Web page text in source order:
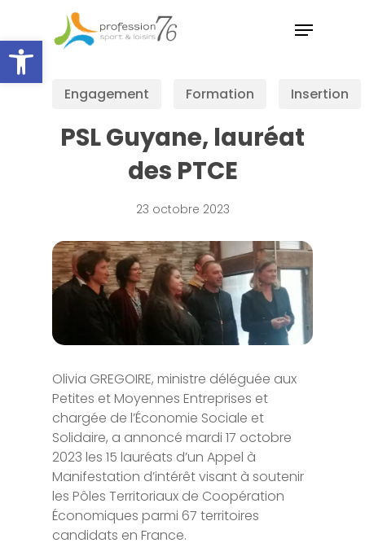
Ouvrir la barre d’outils
main
content
Menu
Engagement Formation Insertion
PSL Guyane, lauréat
des PTCE
23 octobre 2023
Olivia GREGOIRE, ministre déléguée aux
Petites et Moyennes Entreprises et
chargée de l’Économie Sociale et
Solidaire, a annoncé mardi 17 octobre
2023 les 15 lauréats d’un Appel à
Manifestation d’intérêt visant à soutenir
les Pôles Territoriaux de Coopération
Économiques parmi 67 territoires
candidats en France.